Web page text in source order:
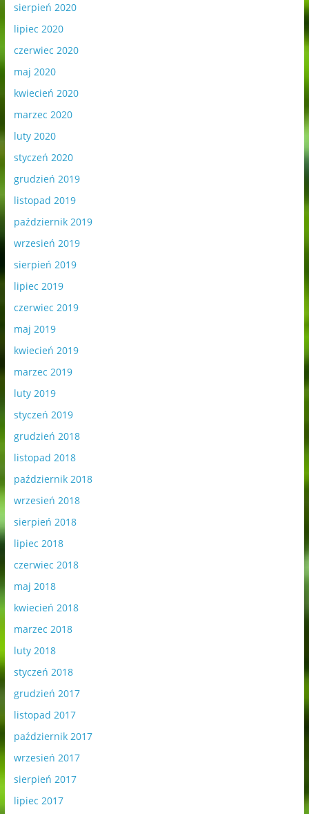
sierpień 2020
lipiec 2020
czerwiec 2020
maj 2020
kwiecień 2020
marzec 2020
luty 2020
styczeń 2020
grudzień 2019
listopad 2019
październik 2019
wrzesień 2019
sierpień 2019
lipiec 2019
czerwiec 2019
maj 2019
kwiecień 2019
marzec 2019
luty 2019
styczeń 2019
grudzień 2018
listopad 2018
październik 2018
wrzesień 2018
sierpień 2018
lipiec 2018
czerwiec 2018
maj 2018
kwiecień 2018
marzec 2018
luty 2018
styczeń 2018
grudzień 2017
listopad 2017
październik 2017
wrzesień 2017
sierpień 2017
lipiec 2017